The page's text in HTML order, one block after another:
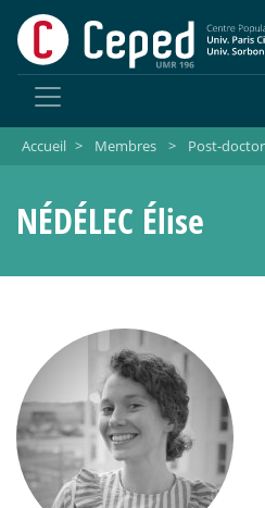
Accueil > Membres > Post-
NÉDÉLEC Élise